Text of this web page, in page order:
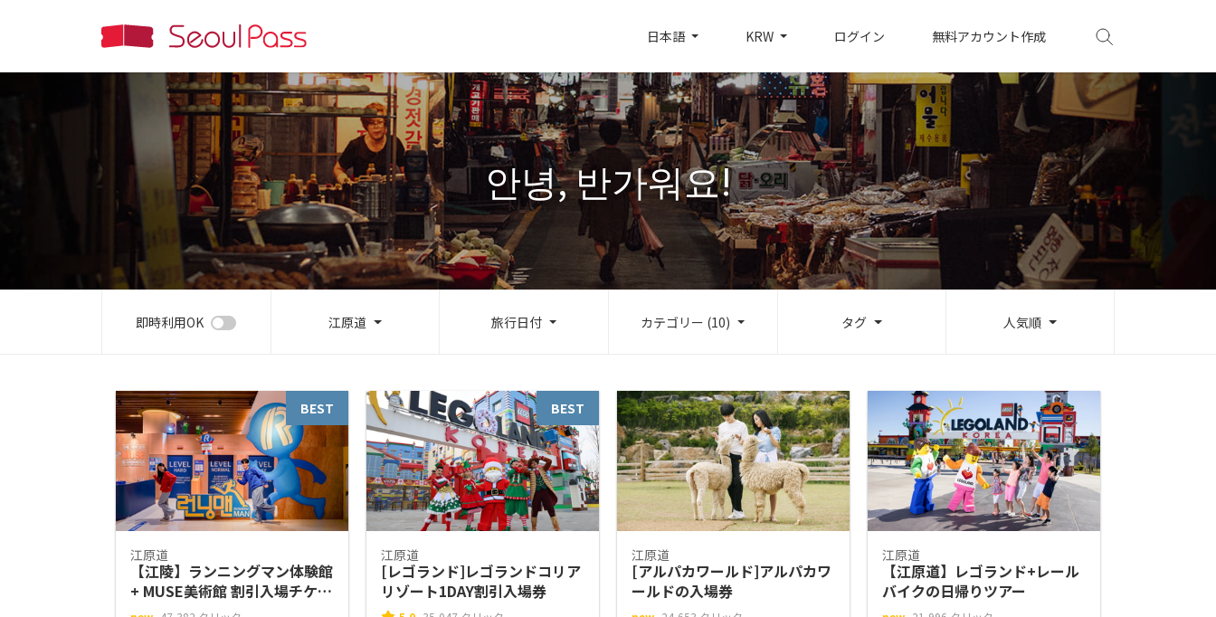
日本語 KRW ログイン 無料アカウント作成
안녕, 반가워요!
即時利用OK 江原道 旅行日付 カテゴリー (10) タグ 人気順
BEST
江原道
【江陵】ランニングマン体験館
+ MUSE美術館 割引入場チケッ
ト
BEST
江原道
[レゴランド]レゴランドコリア
リゾート1DAY割引入場券
江原道
[アルパカワールド]アルパカワ
ールドの入場券
江原道
【江原道】レゴランド+レール
バイクの日帰りツアー